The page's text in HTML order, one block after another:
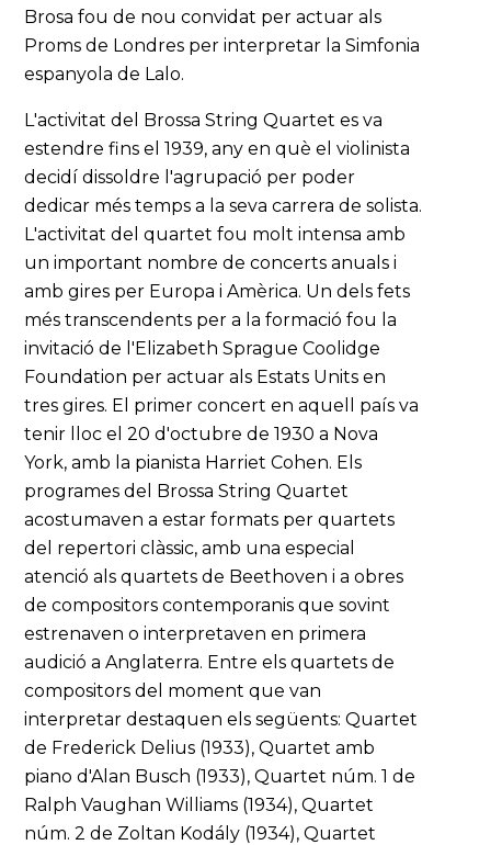
Brosa fou de nou convidat per actuar als
Proms de Londres per interpretar la Simfonia
espanyola de Lalo.
L'activitat del Brossa String Quartet es va
estendre fins el 1939, any en què el violinista
decidí dissoldre l'agrupació per poder
dedicar més temps a la seva carrera de solista.
L'activitat del quartet fou molt intensa amb
un important nombre de concerts anuals i
amb gires per Europa i Amèrica. Un dels fets
més transcendents per a la formació fou la
invitació de l'Elizabeth Sprague Coolidge
Foundation per actuar als Estats Units en
tres gires. El primer concert en aquell país va
tenir lloc el 20 d'octubre de 1930 a Nova
York, amb la pianista Harriet Cohen. Els
programes del Brossa String Quartet
acostumaven a estar formats per quartets
del repertori clàssic, amb una especial
atenció als quartets de Beethoven i a obres
de compositors contemporanis que sovint
estrenaven o interpretaven en primera
audició a Anglaterra. Entre els quartets de
compositors del moment que van
interpretar destaquen els següents: Quartet
de Frederick Delius (1933), Quartet amb
piano d'Alan Busch (1933), Quartet núm. 1 de
Ralph Vaughan Williams (1934), Quartet
núm. 2 de Zoltan Kodály (1934), Quartet